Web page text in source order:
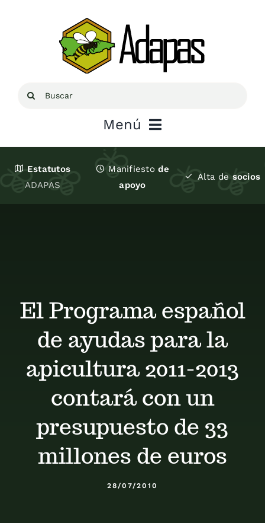
Buscar:
Menú
Blog
Stop Velutina
Estatutos
ADAPAS
Manifiesto de
apoyo
Alta de socios
El Programa español
de ayudas para la
apicultura 2011-2013
contará con un
presupuesto de 33
millones de euros
28/07/2010